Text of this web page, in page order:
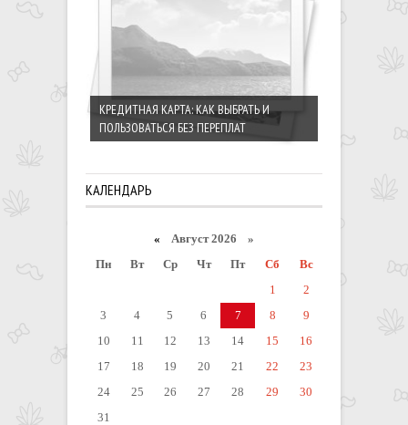
КРЕДИТНАЯ КАРТА: КАК ВЫБРАТЬ И
ПОЛЬЗОВАТЬСЯ БЕЗ ПЕРЕПЛАТ
КАЛЕНДАРЬ
« Август 2026 »
Пн
Вт Ср Чт Пт Сб
Вс
1
2
3
4 5 6 7 8
9
10
11 12 13 14 15
16
17
18 19 20 21 22
23
24
25 26 27 28 29
30
31